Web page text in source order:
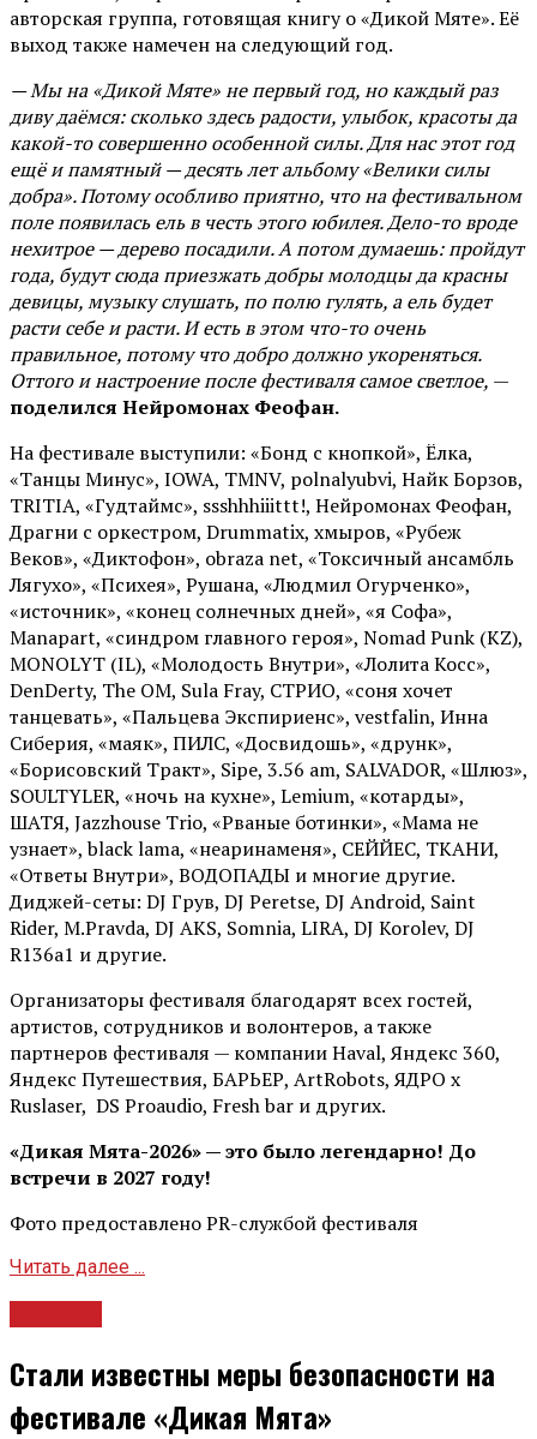
авторская группа, готовящая книгу о «Дикой Мяте». Её
выход также намечен на следующий год.
— Мы на «Дикой Мяте» не первый год, но каждый раз
диву даёмся: сколько здесь радости, улыбок, красоты да
какой-то совершенно особенной силы. Для нас этот год
ещё и памятный — десять лет альбому «Велики силы
добра». Потому особливо приятно, что на фестивальном
поле появилась ель в честь этого юбилея. Дело-то вроде
нехитрое — дерево посадили. А потом думаешь: пройдут
года, будут сюда приезжать добры молодцы да красны
девицы, музыку слушать, по полю гулять, а ель будет
расти себе и расти. И есть в этом что-то очень
правильное, потому что добро должно укореняться.
Оттого и настроение после фестиваля самое светлое, —
поделился Нейромонах Феофан.
На фестивале выступили: «Бонд с кнопкой», Ёлка,
«Танцы Минус», IOWA, TMNV, polnalyubvi, Найк Борзов,
TRITIA, «Гудтаймс», ssshhhiiittt!, Нейромонах Феофан,
Драгни с оркестром, Drummatix, хмыров, «Рубеж
Веков», «Диктофон», obraza net, «Токсичный ансамбль
Лягухо», «Психея», Рушана, «Людмил Огурченко»,
«источник», «конец солнечных дней», «я Софа»,
Manapart, «синдром главного героя», Nomad Punk (KZ),
MONOLYT (IL), «Молодость Внутри», «Лолита Косс»,
DenDerty, The OM, Sula Fray, СТРИО, «соня хочет
танцевать», «Пальцева Экспириенс», vestfalin, Инна
Сиберия, «маяк», ПИЛС, «Досвидошь», «друнк»,
«Борисовский Тракт», Sipe, 3.56 am, SALVADOR, «Шлюз»,
SOULTYLER, «ночь на кухне», Lemium, «котарды»,
ШАТЯ, Jazzhouse Trio, «Рваные ботинки», «Мама не
узнает», black lama, «неаринаменя», СЕЙЙЕС, ТКАНИ,
«Ответы Внутри», ВОДОПАДЫ и многие другие.
Диджей-сеты: DJ Грув, DJ Peretse, DJ Android, Saint
Rider, М.Pravda, DJ AKS, Somnia, LIRA, DJ Korolev, DJ
R136a1 и другие.
Организаторы фестиваля благодарят всех гостей,
артистов, сотрудников и волонтеров, а также
партнеров фестиваля — компании Haval, Яндекс 360,
Яндекс Путешествия, БАРЬЕР, ArtRobots, ЯДРО х
Ruslaser, DS Proaudio, Fresh bar и других.
«Дикая Мята-2026» — это было легендарно! До
встречи в 2027 году!
Фото предоставлено PR-службой фестиваля
Читать далее ...
Стали известны меры безопасности на
фестивале «Дикая Мята»